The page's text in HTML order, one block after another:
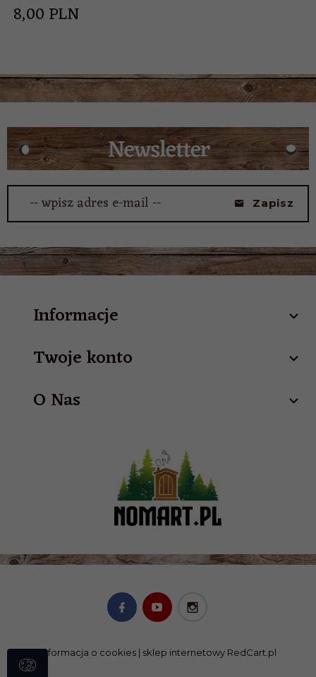
8,00PLN
-- wpisz adres e-mail -- Zapisz
Informacje
Twoje konto
O Nas
Informacja o cookies| sklep internetowyRedCart.pl